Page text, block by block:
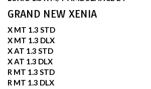
GRAND NEW XENIA
X MT 1.3 STD
X MT 1.3 DLX
X AT 1.3 STD
X AT 1.3 DLX
R MT 1.3 STD
R MT 1.3 DLX